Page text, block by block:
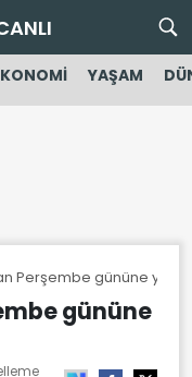
YAŞAM
Perşembe gününe
gününe